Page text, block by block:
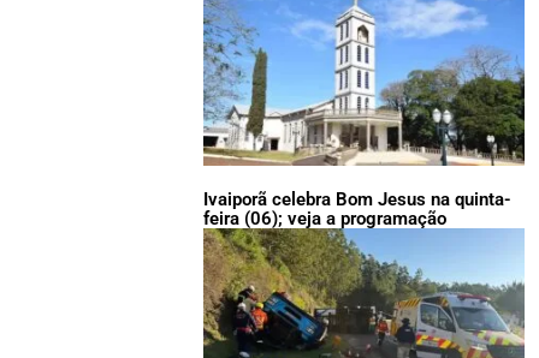
Ivaiporã celebra Bom Jesus na quinta-
feira (06); veja a programação